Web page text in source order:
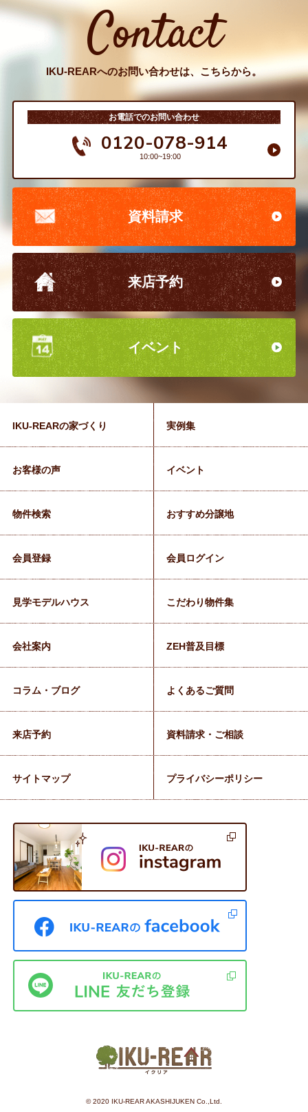
Contact
IKU-REARへのお問い合わせは、こちらから。
お電話でのお問い合わせ
0120-078-914
10:00~19:00
資料請求
来店予約
イベント
©︎ 2020 IKU-REAR AKASHIJUKEN Co.,Ltd.
IKU-REARの家づくり 実例集
お客様の声 イベント
物件検索 おすすめ分譲地
会員登録 会員ログイン
見学モデルハウス こだわり物件集
会社案内 ZEH普及目標
コラム・ブログ よくあるご質問
来店予約 資料請求・ご相談
サイトマップ プライバシーポリシー